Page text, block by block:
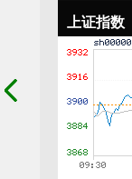
上证指数